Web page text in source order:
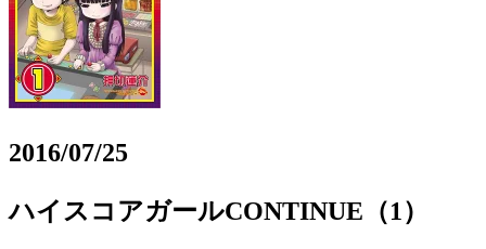
2016/07/25
ハイスコアガールCONTINUE（1）